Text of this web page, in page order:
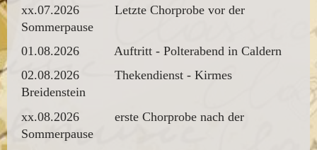
xx.07.2026 Letzte Chorprobe vor der
Sommerpause
01.08.2026 Auftritt - Polterabend in Caldern
02.08.2026 Thekendienst - Kirmes
Breidenstein
xx.08.2026 erste Chorprobe nach der
Sommerpause